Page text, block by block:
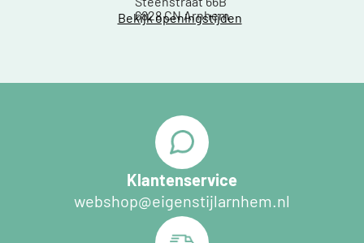
6828 CN Arnhem
Bekijk openingstijden
Klantenservice
webshop@eigenstijlarnhem.nl